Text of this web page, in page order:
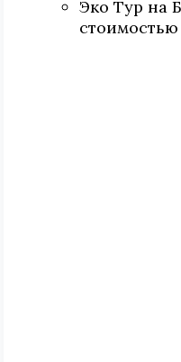
Эко Тур на